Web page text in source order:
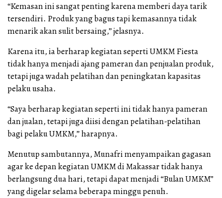
“Kemasan ini sangat penting karena memberi daya tarik
tersendiri. Produk yang bagus tapi kemasannya tidak
menarik akan sulit bersaing,” jelasnya.
Karena itu, ia berharap kegiatan seperti UMKM Fiesta
tidak hanya menjadi ajang pameran dan penjualan produk,
tetapi juga wadah pelatihan dan peningkatan kapasitas
pelaku usaha.
“Saya berharap kegiatan seperti ini tidak hanya pameran
dan jualan, tetapi juga diisi dengan pelatihan-pelatihan
bagi pelaku UMKM,” harapnya.
Menutup sambutannya, Munafri menyampaikan gagasan
agar ke depan kegiatan UMKM di Makassar tidak hanya
berlangsung dua hari, tetapi dapat menjadi “Bulan UMKM”
yang digelar selama beberapa minggu penuh.